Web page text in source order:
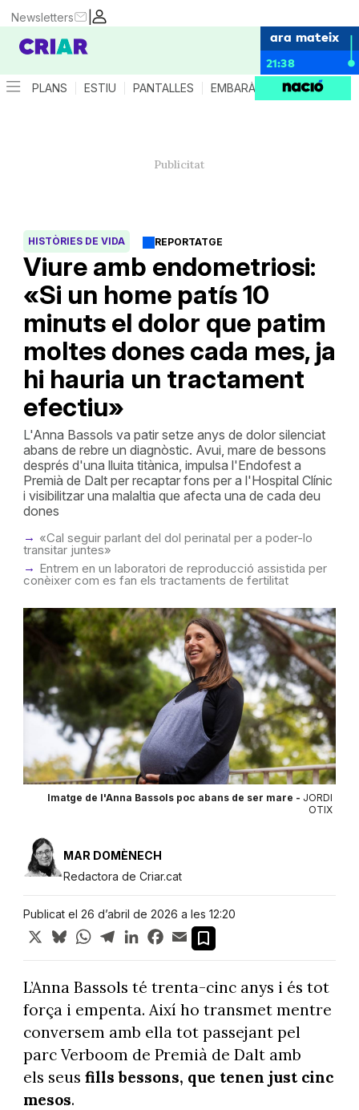
|
Newsletters
ara mateix
21:38
PLANS ESTIU PANTALLES EMBARÀS CRIANÇA
REPORTATGE
Viure amb endometriosi:
«Si un home patís 10
minuts el dolor que patim
moltes dones cada mes, ja
hi hauria un tractament
efectiu»
HISTÒRIES DE VIDA
L'Anna Bassols va patir setze anys de dolor silenciat
abans de rebre un diagnòstic. Avui, mare de bessons
després d'una lluita titànica, impulsa l'Endofest a
Premià de Dalt per recaptar fons per a l'Hospital Clínic
i visibilitzar una malaltia que afecta una de cada deu
dones
«Cal seguir parlant del dol perinatal per a poder-lo
transitar juntes»
Entrem en un laboratori de reproducció assistida per
conèixer com es fan els tractaments de fertilitat
Imatge de l'Anna Bassols poc abans de ser mare - JORDI
OTIX
MAR DOMÈNECH
Redactora de Criar.cat
Publicat el 26 d’abril de 2026 a les 12:20
X BlueskyWhatsApp
TelegramLinkedInFacebook
Email
L’Anna Bassols té trenta-cinc anys i és tot
força i empenta. Així ho transmet mentre
conversem amb ella tot passejant pel
parc Verboom de Premià de Dalt amb
els seus fills bessons, que tenen just cinc
mesos.